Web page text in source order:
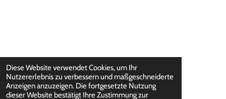
Diese Website verwendet Cookies, um Ihr
Nutzererlebnis zu verbessern und maßgeschneiderte
Anzeigen anzuzeigen. Die fortgesetzte Nutzung
dieser Website bestätigt Ihre Zustimmung zur